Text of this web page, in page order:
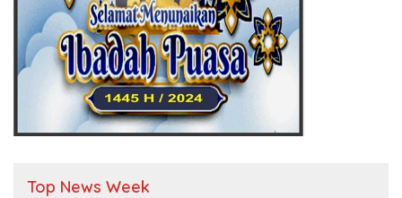
Top News Week